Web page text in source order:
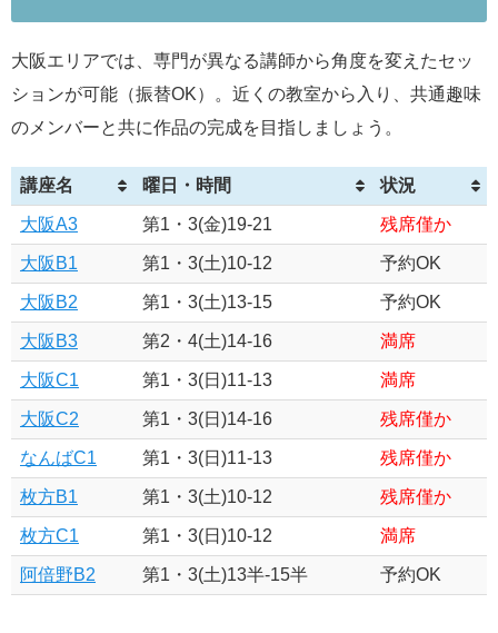
大阪エリアでは、専門が異なる講師から角度を変えたセッ
ションが可能（振替OK）。近くの教室から入り、共通趣味
のメンバーと共に作品の完成を目指しましょう。
講座名 曜日・時間 状況
大阪A3 第1・3(金)19-21 残席僅か
大阪B1 第1・3(土)10-12 予約OK
大阪B2 第1・3(土)13-15 予約OK
大阪B3 第2・4(土)14-16 満席
大阪C1 第1・3(日)11-13 満席
大阪C2 第1・3(日)14-16 残席僅か
なんばC1 第1・3(日)11-13 残席僅か
枚方B1 第1・3(土)10-12 残席僅か
枚方C1 第1・3(日)10-12 満席
阿倍野B2 第1・3(土)13半-15半 予約OK